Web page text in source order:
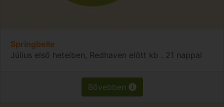
Springbelle
Július első heteiben, Redhaven előtt kb . 21 nappal
Bővebben